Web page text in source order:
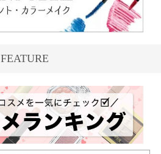
FEATURE